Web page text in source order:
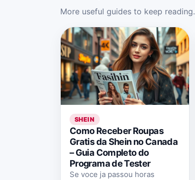
More useful guides to keep reading.
SHEIN
Como Receber Roupas
Gratis da Shein no Canada
– Guia Completo do
Programa de Tester
Se voce ja passou horas